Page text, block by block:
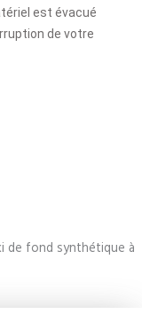
est évacué
de votre
de fond synthétique à